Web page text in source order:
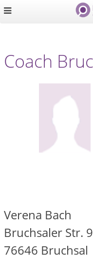
Coach
Verena Bach
Bruchsaler Str.
76646 Bruchsal